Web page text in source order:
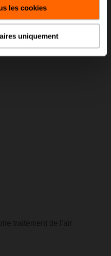
les cookies
uniquement
accéder aux données
traitement de l'air